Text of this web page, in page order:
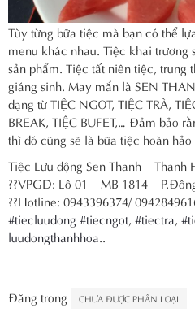
Tùy từng bữa tiệc mà bạn có thể
menu khác nhau. Tiệc khai
sản phẩm. Tiệc tất niên tiệc, trung
giáng sinh. May mắn là SEN
dạng từ TIỆC NGOT, TIỆC TRÀ,
BREAK, TIỆC BUFET,… Đảm bảo
thì đó cũng sẽ là bữa tiệc hoàn hảo
Tiệc Lưu động Sen Thanh – Thanh
??VPGD: Lô 01 – MB 1814 –
??Hotline: 0943396374/
#tiecluudong #tiecngot, #tiectra, #
luudongthanhhoa..
Đăng trong CHƯA ĐƯỢC PHÂN LOẠI